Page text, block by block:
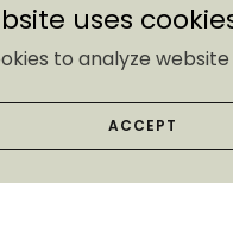
uses
to analyze
ACCEPT